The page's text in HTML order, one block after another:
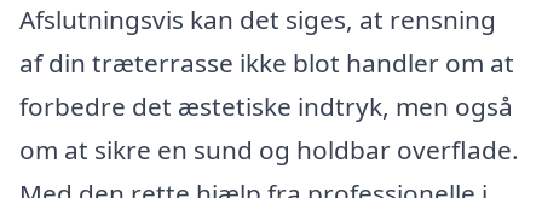
Afslutningsvis kan det siges, at rensning
af din træterrasse ikke blot handler om at
forbedre det æstetiske indtryk, men også
om at sikre en sund og holdbar overflade.